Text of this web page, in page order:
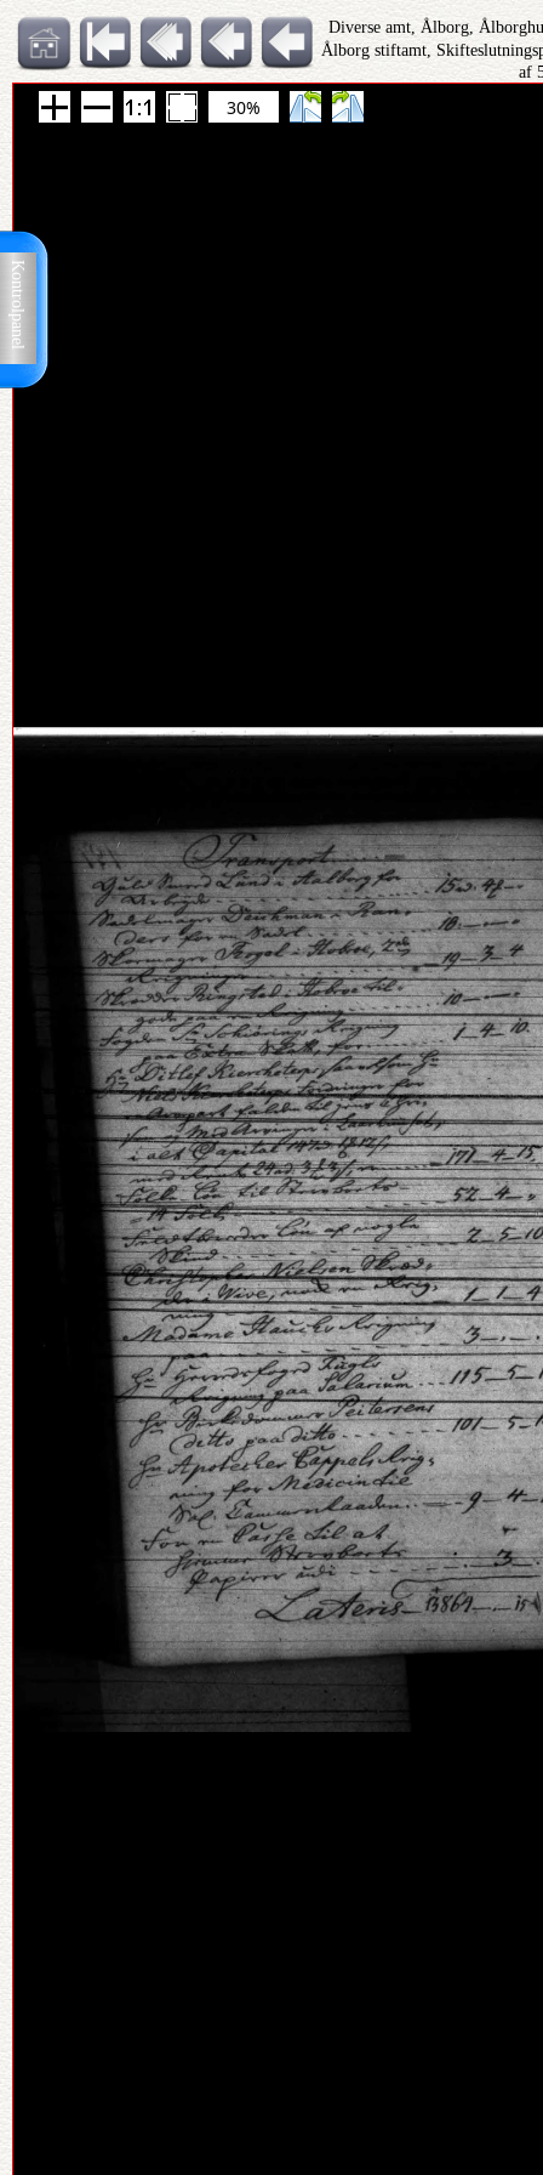
Kontrolpanel
Diverse amt, Ålborg,
Ålborg stiftamt,
af
30%